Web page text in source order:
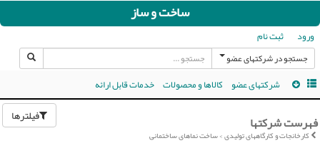
ساخت و ساز
ورود ثبت نام
جستجو در شرکتهای عضو
شرکتهای عضو کالاها و محصولات خدمات قابل ارائه
فیلترها فهرست شرکتها
کارخانجات و کارگاههای تولیدی > ساخت نماهای ساختمانی